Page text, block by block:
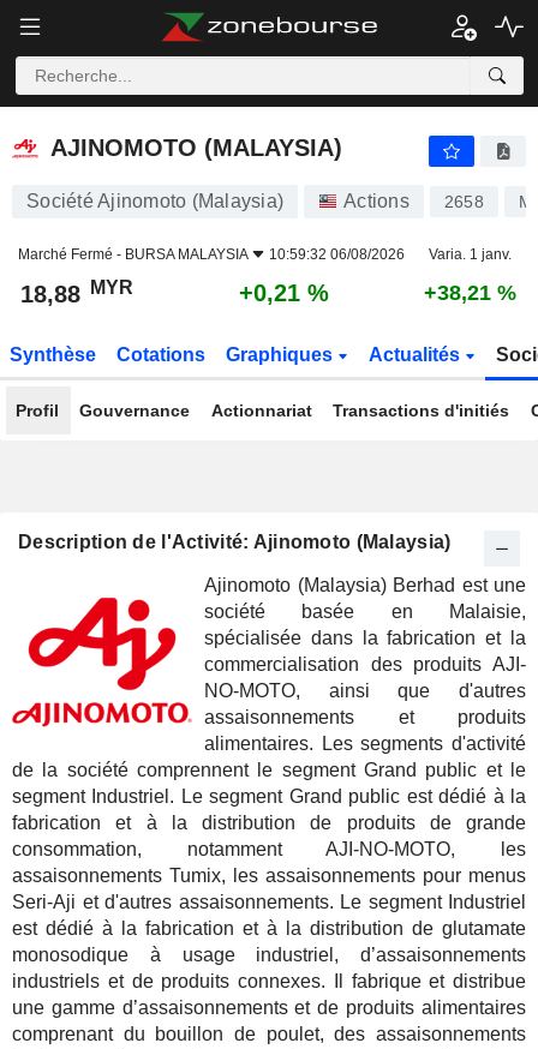
AJINOMOTO (MALAYSIA)
AJINOMOTO (MALAYSIA)
Société Ajinomoto (Malaysia) Actions 2658
Marché Fermé - BURSA MALAYSIA 10:59:32 06/08/2026 Varia. 1 janv.
18,88 MYR +0,21 % +38,21 %
Synthèse Cotations Graphiques Actualités
Profil Gouvernance Actionnariat Transactions d'initiés
Description de l'Activité: Ajinomoto (Malaysia)
Ajinomoto (Malaysia) Berhad est une
société basée en Malaisie,
spécialisée dans la fabrication et la
commercialisation des produits AJI-
NO-MOTO, ainsi que d'autres
assaisonnements et produits
alimentaires. Les segments d'activité
de la société comprennent le segment Grand public et le
segment Industriel. Le segment Grand public est dédié à la
fabrication et à la distribution de produits de grande
consommation, notamment AJI-NO-MOTO, les
assaisonnements Tumix, les assaisonnements pour menus
Seri-Aji et d'autres assaisonnements. Le segment Industriel
est dédié à la fabrication et à la distribution de glutamate
monosodique à usage industriel, d’assaisonnements
industriels et de produits connexes. Il fabrique et distribue
une gamme d’assaisonnements et de produits alimentaires
comprenant du bouillon de poulet, des assaisonnements